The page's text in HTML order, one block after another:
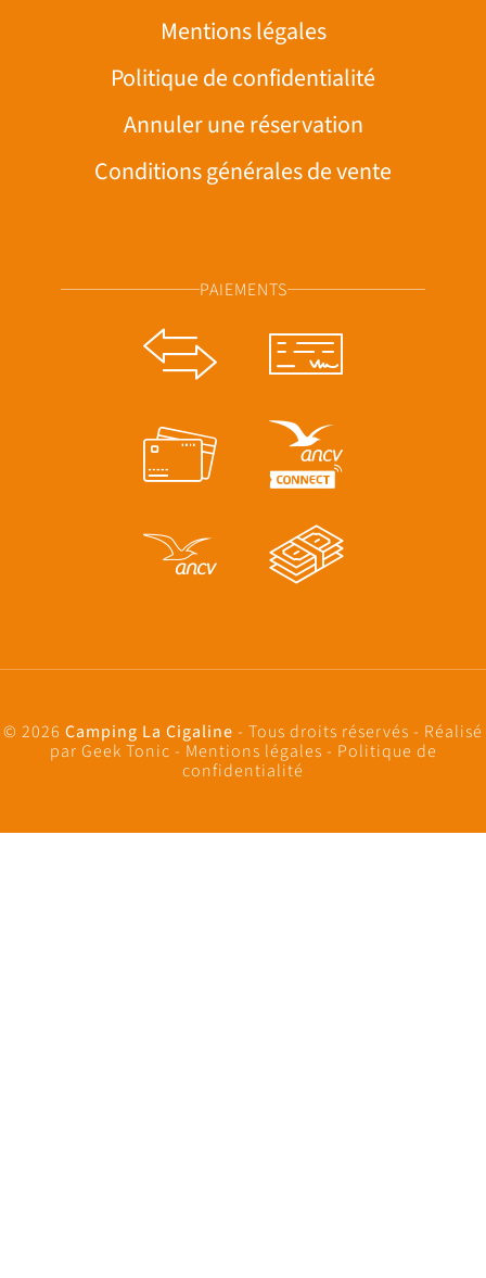
Mentions légales
Politique de confidentialité
Annuler une réservation
Conditions générales de vente
PAIEMENTS
© 2026 Camping La Cigaline - Tous droits réservés - Réalisé
par Geek Tonic - Mentions légales - Politique de
confidentialité